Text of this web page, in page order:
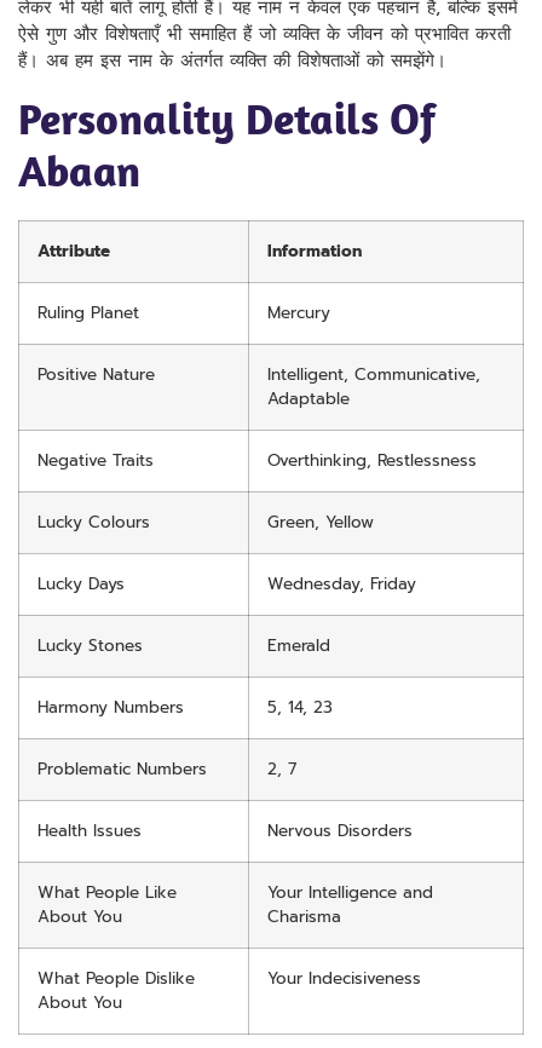
लेकर भी यही बातें लागू होती हैं। यह नाम न केवल एक पहचान है, बल्कि इसमें
ऐसे गुण और विशेषताएँ भी समाहित हैं जो व्यक्ति के जीवन को प्रभावित करती
हैं। अब हम इस नाम के अंतर्गत व्यक्ति की विशेषताओं को समझेंगे।
Personality Details Of
Abaan
Attribute Information
Ruling Planet Mercury
Positive Nature
Intelligent, Communicative,
Adaptable
Negative Traits Overthinking, Restlessness
Lucky Colours Green, Yellow
Lucky Days Wednesday, Friday
Lucky Stones Emerald
Harmony Numbers 5, 14, 23
Problematic Numbers 2, 7
Health Issues Nervous Disorders
What People Like
About You
Your Intelligence and
Charisma
What People Dislike
About You
Your Indecisiveness